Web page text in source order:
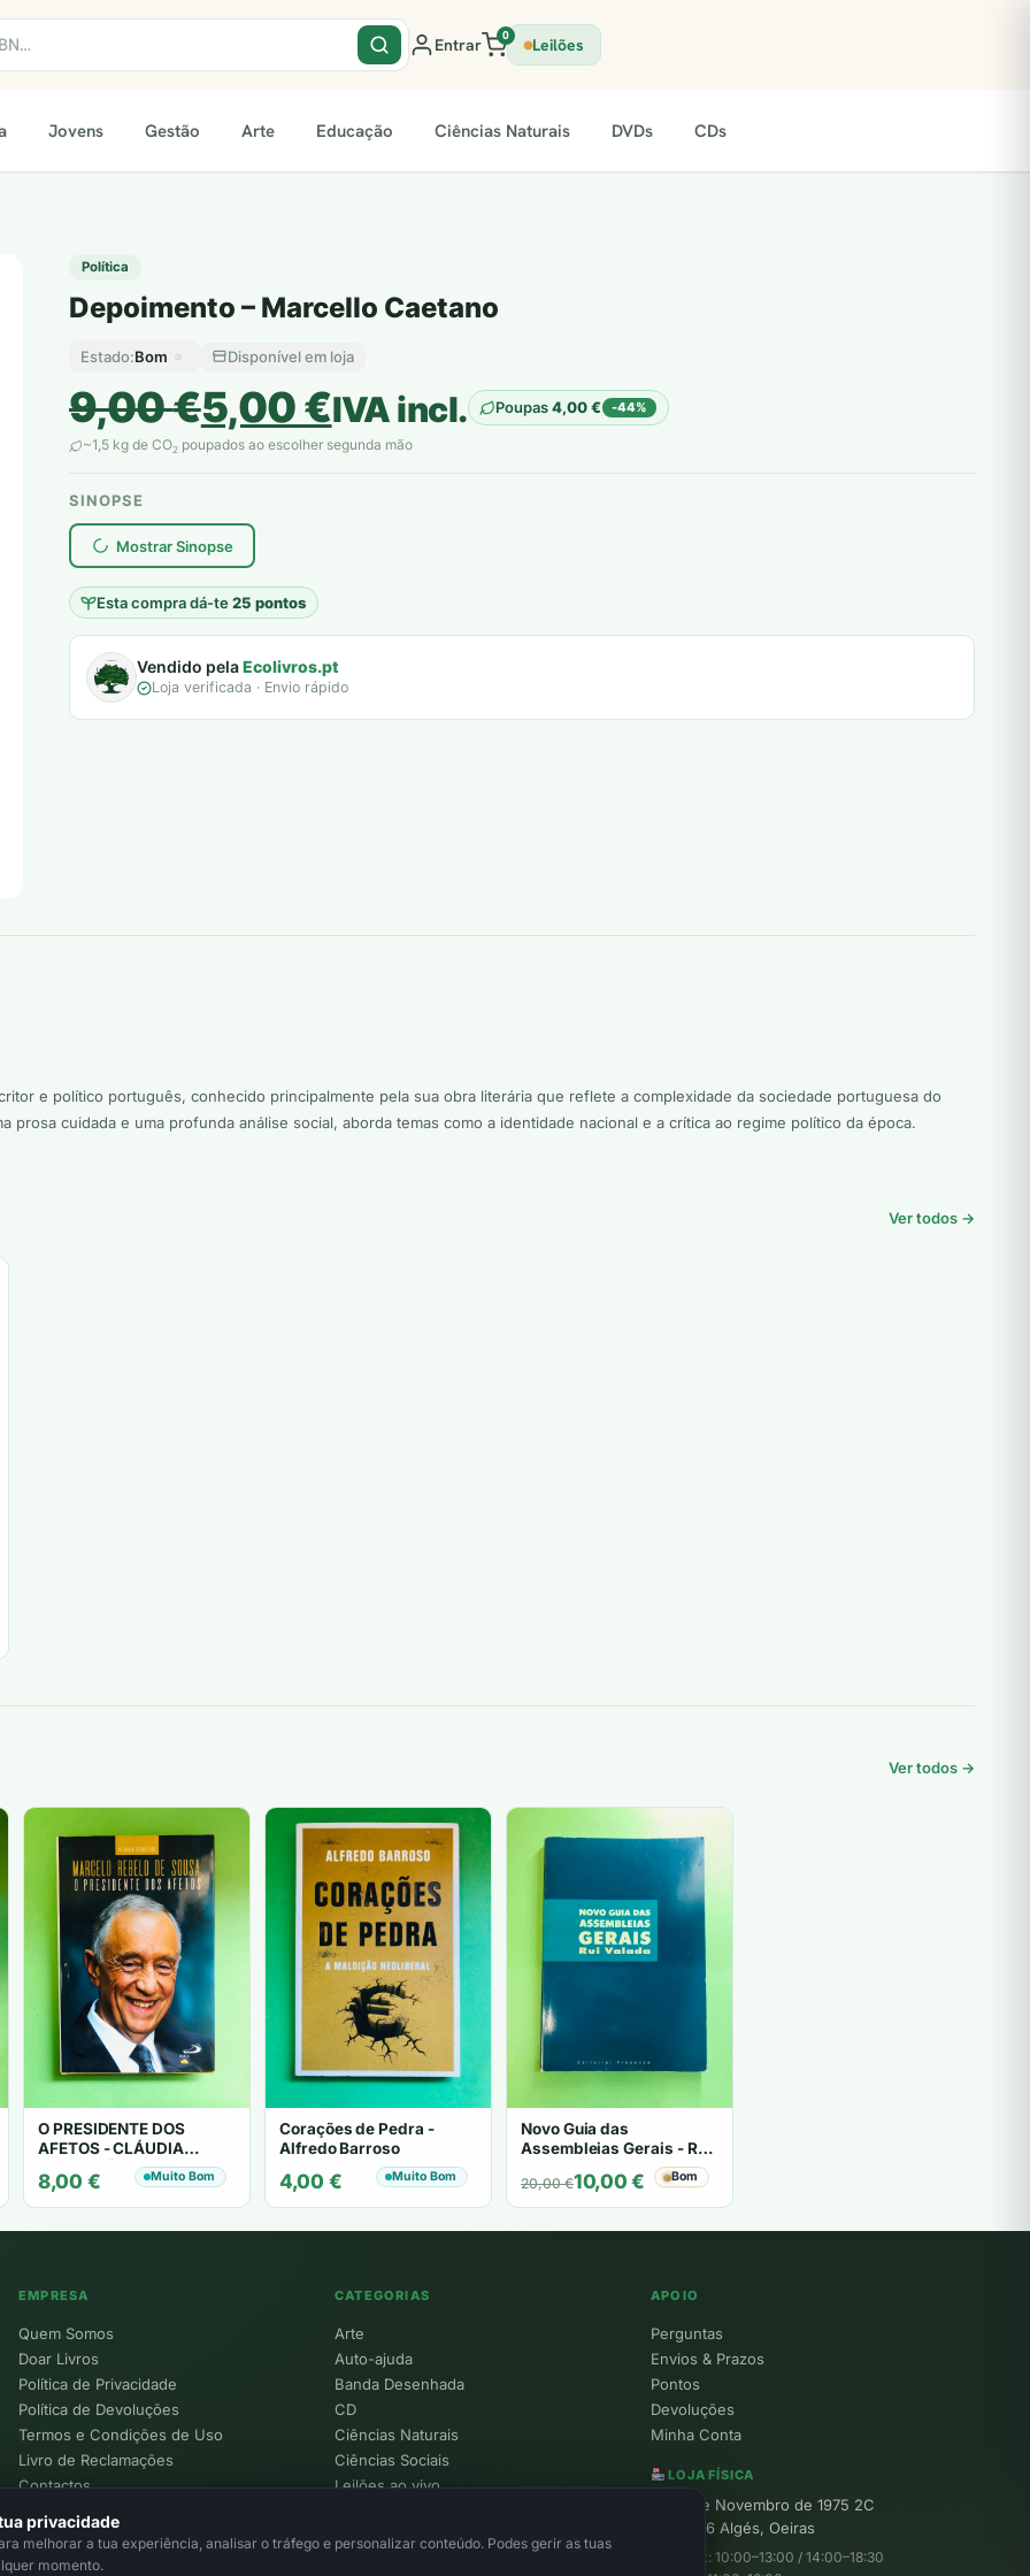
Entrar 0 Leilões
Jovens Gestão Arte Educação Ciências Naturais DVDs CDs
Política
Depoimento – Marcello Caetano
Estado:Bom Disponível em loja
9,00€
O
preço
original
era:
9,00 €.
5,00€
O
preço
atual
é:
5,00 €.
IVA incl. Poupas4,00€ -44%
~1,5 kg de CO2 poupados ao escolher segunda mão
SINOPSE
Mostrar Sinopse
Esta compra dá-te25 pontos
plantar árvores reais
Vendido pelaEcolivros.pt
Loja verificada · Envio rápido
e político português, conhecido principalmente pela sua obra literária que reflete a complexidade da sociedade portuguesa do
prosa cuidada e uma profunda análise social, aborda temas como a identidade nacional e a crítica ao regime político da época.
Ver todos →
Ver todos →
O PRESIDENTE DOS
AFETOS - CLÁUDIA
8,00 € Muito Bom
Corações de Pedra -
Alfredo Barroso
4,00 € Muito Bom
Novo Guia das
Assembleias Gerais - Rui
20,00€
O
preço
10,00€
O
preço
Bom
EMPRESA
Quem Somos
Doar Livros
Política de Privacidade
Política de Devoluções
Termos e Condições de Uso
Livro de Reclamações
Contactos
CATEGORIAS
Arte
Auto-ajuda
Banda Desenhada
CD
Ciências Naturais
Ciências Sociais
Leilões ao vivo
APOIO
Perguntas
Envios & Prazos
Pontos
Devoluções
Minha Conta
LOJA FÍSICA
R. 25 de Novembro de 1975 2C
1495-156 Algés, Oeiras
Seg–Sex: 10:00–13:00 / 14:00–18:30
privacidade
melhorar a tua experiência, analisar o tráfego e personalizar conteúdo. Podes gerir as tuas
momento.